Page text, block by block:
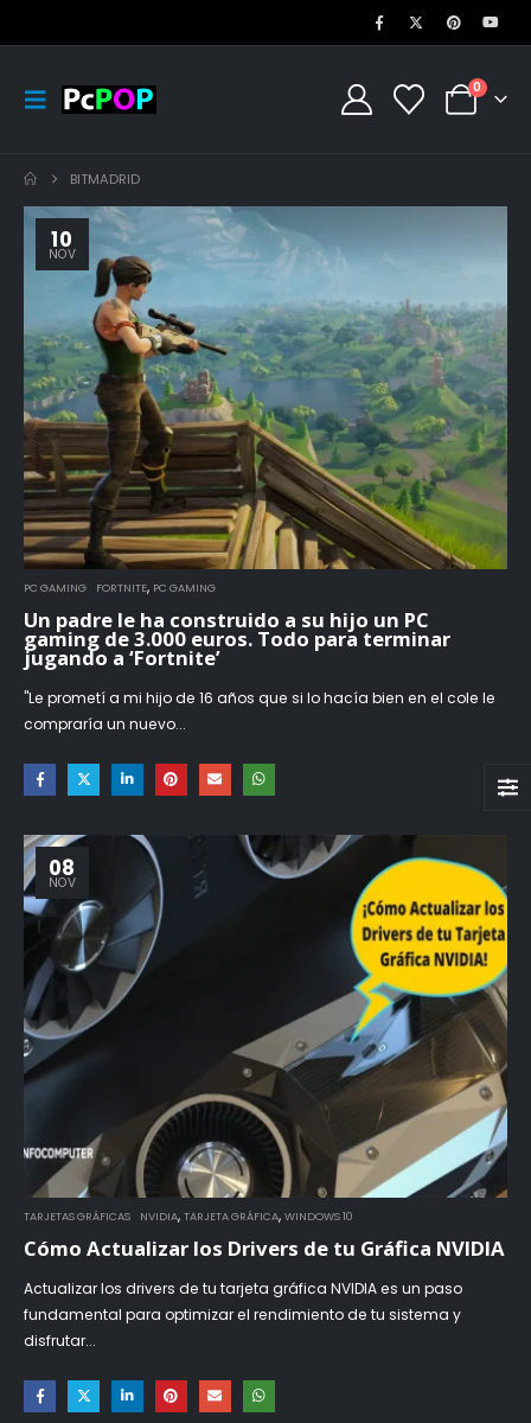
0
BITMADRID
10
NOV
PC GAMING FORTNITE, PC GAMING
Un padre le ha construido a su hijo un PC
gaming de 3.000 euros. Todo para terminar
jugando a ‘Fortnite’
"Le prometí a mi hijo de 16 años que si lo hacía bien en el cole le
compraría un nuevo...
08
NOV
TARJETAS GRÁFICAS NVIDIA, TARJETA GRÁFICA, WINDOWS 10
Cómo Actualizar los Drivers de tu Gráfica NVIDIA
Actualizar los drivers de tu tarjeta gráfica NVIDIA es un paso
fundamental para optimizar el rendimiento de tu sistema y
disfrutar...